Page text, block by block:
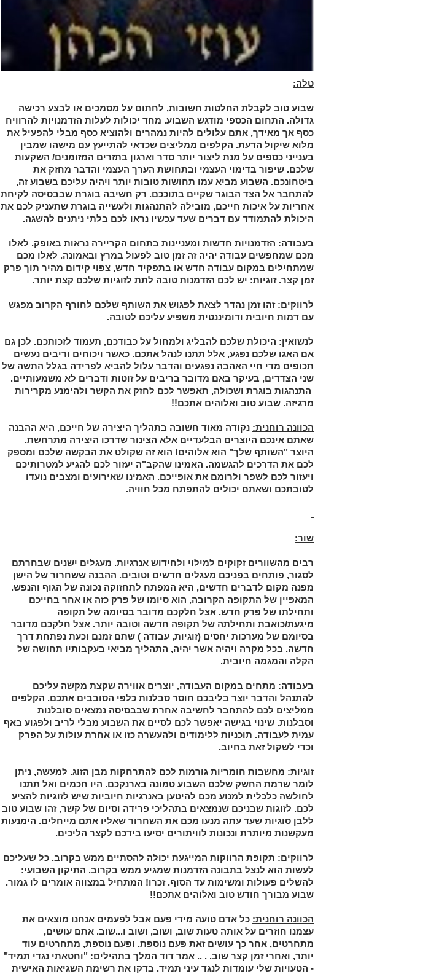
טלה:
שבוע טוב לקבלת החלטות חשובות, לחתום על מסמכים או לבצע רכישה
גדולה. התחום הכספי מודגש השבוע. מחד יכולות לעלות הזדמנויות להרוויח
כסף אך מאידך, אתם עלולים להיות נמהרים ולהוציא כסף מבלי להפעיל את
מלוא שיקול הדעת. הקלפים ממליצים שכדאי להתייעץ עם מישהו שמבין
בענייני כספים על מנת ליצור יותר סדר וארגון בתזרים המזומנים/ השקעות
שלכם. שיפור בדימוי העצמי ובתחושת הערך העצמי והדבר מחזק את
ביטחונכם. השבוע מביא עמו תחושות טובות יותר ויהיה עליכם בשבוע זה,
להתחבר אל הצד הבוגר שקיים בתוככם. רק חשיבה בוגרת שבבסיסה לקיחת
אחריות על איכות חייכם, מובילה להתנהגות ולעשייה בוגרת שתעניק לכם את
היכולת להתמודד עם דברים שעד עכשיו נראו לכם בלתי ניתנים להשגה.
בעבודה: הזדמנויות חדשות ומעניינות בתחום הקריירה נראות באופק. לאלו
מכם שמחפשים עבודה יהיה זה זמן טוב לפעול במרץ ובאמונה. לאלו מכם
שמתחילים במקום עבודה חדש או בתפקיד חדש, צפוי קידום מהיר תוך פרק
זמן קצר. זוגיות: יש לכם הזדמנות טובה לתת לזוגיות שלכם קצת יותר.
לרווקים:זהו זמן נהדר לצאת לפגוש את השותף שלכם לחורף הקרוב מפגש
עם דמות חיובית ודומיננטית משפיע עליכם לטובה.
לנשואין: היכולת שלכם להבליג ולמחול על כבודכם, תעמוד לזכותכם. לכן גם
אם האגו שלכם נפגע, אלל תתנו לנהל אתכם. כאשר ויכוחים וריבים נעשים
תכופים מדי חיי האהבה נפגעים והדבר עלול להביא לפרידה בגלל התשה של
שני הצדדים, בעיקר באם מדובר בריבים על זוטות ודברים לא משמעותיים.
התנהגות בוגרת ושכולה, תאפשר לכם לחזק את הקשר ולהימנע מקרירות
מרגיזה. שבוע טוב ואלוהים אתכם!!
הכוונה רוחנית: נקודה מאוד חשובה בתהליך היצירה של חייכם, היא ההבנה
שאתם אינכם היוצרים הבלעדיים אלא הצינור שדרכו היצירה מתרחשת.
היוצר "השותף שלך" הוא אלוהים! הוא זה שקולט את הבקשה שלכם ומספק
לכם את הדרכים להגשמה. האמינו שהקב"ה יעזור לכם להגיע למטרותיכם
ויעזור לכם לשפר ולרומם את אופייכם. האמינו שאירועים ומצבים נועדו
לטובתכם ושאתם יכולים להתפתח מכל חוויה.
שור:
רבים מהשוורים זקוקים למילוי ולחידוש אנרגיות. מעגלים ישנים שבחרתם
לסגור, פותחים בפניכם מעגלים חדשים וטובים. ההבנה ששחרור של הישן
מפנה מקום לדברים חדשים, היא המפתח לתחזוקה נכונה של הגוף והנפש.
המאפיין של התקופה הקרובה, הוא סיומו של פרק כזה או אחר בחייכם
ותחילתו של פרק חדש. אצל חלקכם מדובר בסיומה של תקופה
מיגעת/כואבת ותחילתה של תקופה חדשה וטובה יותר. אצל חלקכם מדובר
בסיומם של מערכות יחסים (זוגיות, עבודה ) שתם זמנם וכעת נפתחת דרך
חדשה. בכל מקרה ויהיה אשר יהיה, התהליך מביאי בעקבותיו תחושה של
הקלה והמגמה חיובית.
בעבודה: מתחים במקום העבודה, יוצרים אווירה שקצת מקשה עליכם
להתנהל והדבר יוצר בליבכם חוסר סבלנות כלפי הסובבים אתכם. הקלפים
ממליצים לכם להתחבר לחשיבה אחרת שבבסיסה נמצאים סובלנות
וסבלנות. שינוי בגישה יאפשר לכם לסיים את השבוע מבלי לריב ולפגוע באף
עמית לעבודה. תוכניות ללימודים ולהעשרה כזו או אחרת עולות על הפרק
וכדי לשקול זאת בחיוב.
זוגיות: מחשבות חומריות גורמות לכם להתרחקות מבן הזוג. למעשה, ניתן
לומר שרמת החשק שלכם השבוע טמונה בארנקכם. היו חכמים ואל תתנו
לחולשה כלכלית למנוע מכם להיטען באנרגיות חיוביות שיש לזוגיות להציע
לכם. לזוגות שבניכם שנמצאים בתהליכי פרידה וסיום של קשר, זהו שבוע טוב
ללבן סוגיות שעד עתה מנעו מכם את השחרור שאליו אתם מייחלים. הימנעות
מעקשנות מיותרת ונכונות לוויתורים יסיעו בידכם לקצר הליכים.
לרווקים: תקופת הרווקות המייגעת יכולה להסתיים ממש בקרוב. כל שעליכם
לעשות הוא לנצל בתבונה הזדמנות שמגיע ממש בקרוב. התיקון השבועי:
להשלים פעולות ומשימות עד הסוף. זכרו! המתחיל במצווה אומרים לו גמור.
שבוע מבורך חודש טוב ואלוהים אתכם!!
הכוונה רוחנית: כל אדם טועה מידי פעם אבל לפעמים אנחנו מוצאים את
עצמנו חוזרים על אותה טעות שוב, ושוב, ושוב ו...שוב. אתם עושים,
מתחרטים, אחר כך עושים זאת פעם נוספת. ופעם נוספת, מתחרטים עוד
יותר, ואחרי זמן קצר שוב. . .. אמר דוד המלך בתהילים: "וחטאתי נגדי תמיד"
- הטעויות שלי עומדות לנגד עיני תמיד. בדקו את רשימת השגיאות האישית